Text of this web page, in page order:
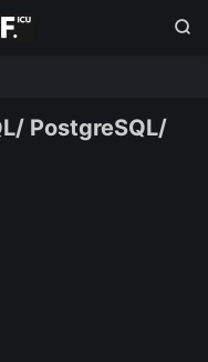

PostgreSQL/